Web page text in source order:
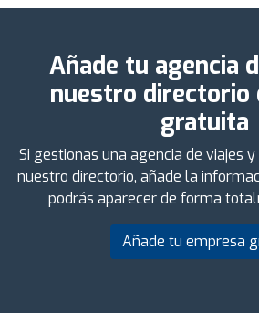
Añade tu agencia
nuestro directorio
gratuita
Si gestionas una agencia de viajes
nuestro directorio, añade la
podrás aparecer de forma
Añade tu empresa